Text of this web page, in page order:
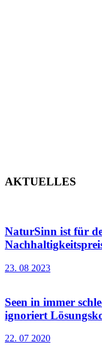
AKTUELLES
NaturSinn ist für
23. 08 2023
Seen in immer
ignoriert
22. 07 2020